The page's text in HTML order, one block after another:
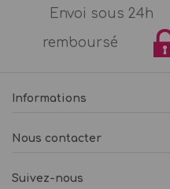
couleur pastel
Course automobile
Cow-Boy
Dinosaure
Foot
Harry Potter &
Envoi sous
remboursé
Informations
Nous contacter
Suivez-nous